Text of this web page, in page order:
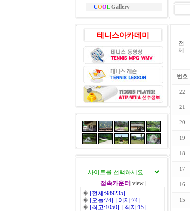
COOLGallery
테니스아카데미
접속카운터 [view]
◈ [전체:989235]
◈ [오늘:74] [어제:74]
◈ [최고:1050] [최저:15]
전
체
번호
22
21
20
19
18
17
16
15